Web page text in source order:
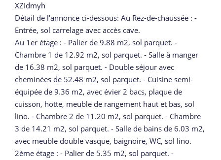
XZIdmyh
Détail de l'annonce ci-dessous: Au Rez-de-chaussée : -
Entrée, sol carrelage avec accès cave.
Au 1er étage : - Palier de 9.88 m2, sol parquet. -
Chambre 1 de 12.92 m2, sol parquet. - Salle à manger
de 16.38 m2, sol parquet. - Double séjour avec
cheminées de 52.48 m2, sol parquet. - Cuisine semi-
équipée de 9.36 m2, avec évier 2 bacs, plaque de
cuisson, hotte, meuble de rangement haut et bas, sol
lino. - Chambre 2 de 11.20 m2, sol parquet. - Chambre
3 de 14.21 m2, sol parquet. - Salle de bains de 6.03 m2,
avec meuble double vasque, baignoire, WC, sol lino.
2ème étage : - Palier de 5.35 m2, sol parquet. -